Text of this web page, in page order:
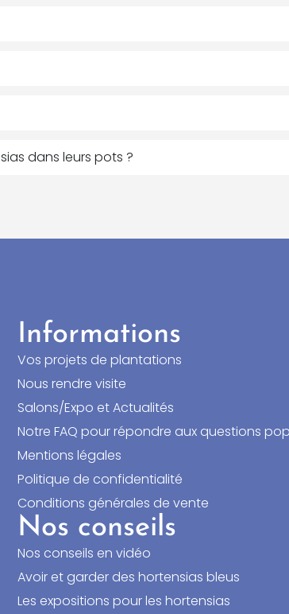
dans leurs pots ?
Informations
Vos projets de plantations
Nous rendre visite
Salons/Expo et Actualités
Notre FAQ pour répondre aux questions
Mentions légales
Politique de confidentialité
Conditions générales de vente
Nos conseils
Nos conseils en vidéo
Avoir et garder des hortensias bleus
Les expositions pour les hortensias